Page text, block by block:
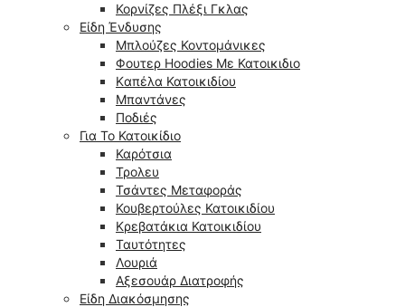
Κορνίζες Πλέξι Γκλας
Είδη Ένδυσης
Μπλούζες Κοντομάνικες
Φουτερ Hoodies Με Κατοικιδιο
Kαπέλα Κατοικιδίου
Μπαντάνες
Ποδιές
Για Το Κατοικίδιο
Καρότσια
Τρολευ
Τσάντες Μεταφοράς
Κουβερτούλες Κατοικιδίου
Κρεβατάκια Κατοικιδίου
Ταυτότητες
Λουριά
Αξεσουάρ Διατροφής
Είδη Διακόσμησης